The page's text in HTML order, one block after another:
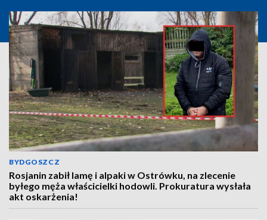
BYDGOSZCZ
Rosjanin zabił lamę i alpaki w Ostrówku, na zlecenie
byłego męża właścicielki hodowli. Prokuratura wysłała
akt oskarżenia!